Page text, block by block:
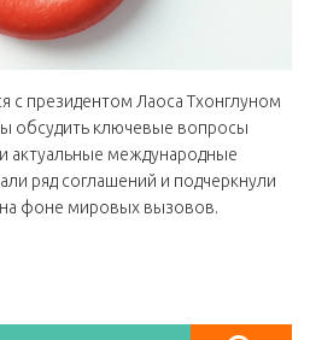
с президентом Лаоса Тхонглуном
обсудить ключевые вопросы
актуальные международные
ряд соглашений и подчеркнули
фоне мировых вызовов.